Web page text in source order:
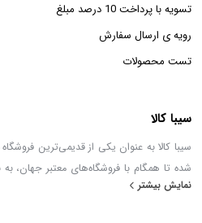
تسویه با پرداخت 10 درصد مبلغ
رویه ی ارسال سفارش
تست محصولات
سیبا کالا
شده تا همگام با فروشگاه‌های معتبر جهان،
خطور می‌کند در اینجا پیدا خواهید کرد.
نمایش بیشتر